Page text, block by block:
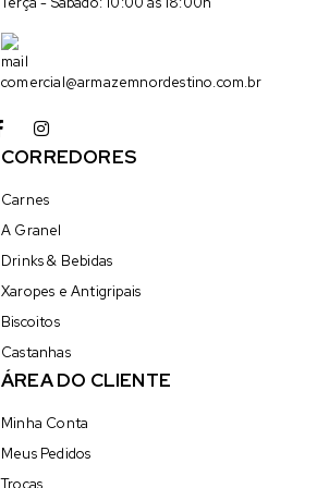
comercial@armazemnordestino.com.br
CORREDORES
Carnes
A Granel
Drinks & Bebidas
Xaropes e Antigripais
Biscoitos
Castanhas
ÁREA DO CLIENTE
Minha Conta
Meus Pedidos